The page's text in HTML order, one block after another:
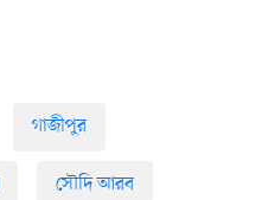
গাজীপুর
সৌদি আরব